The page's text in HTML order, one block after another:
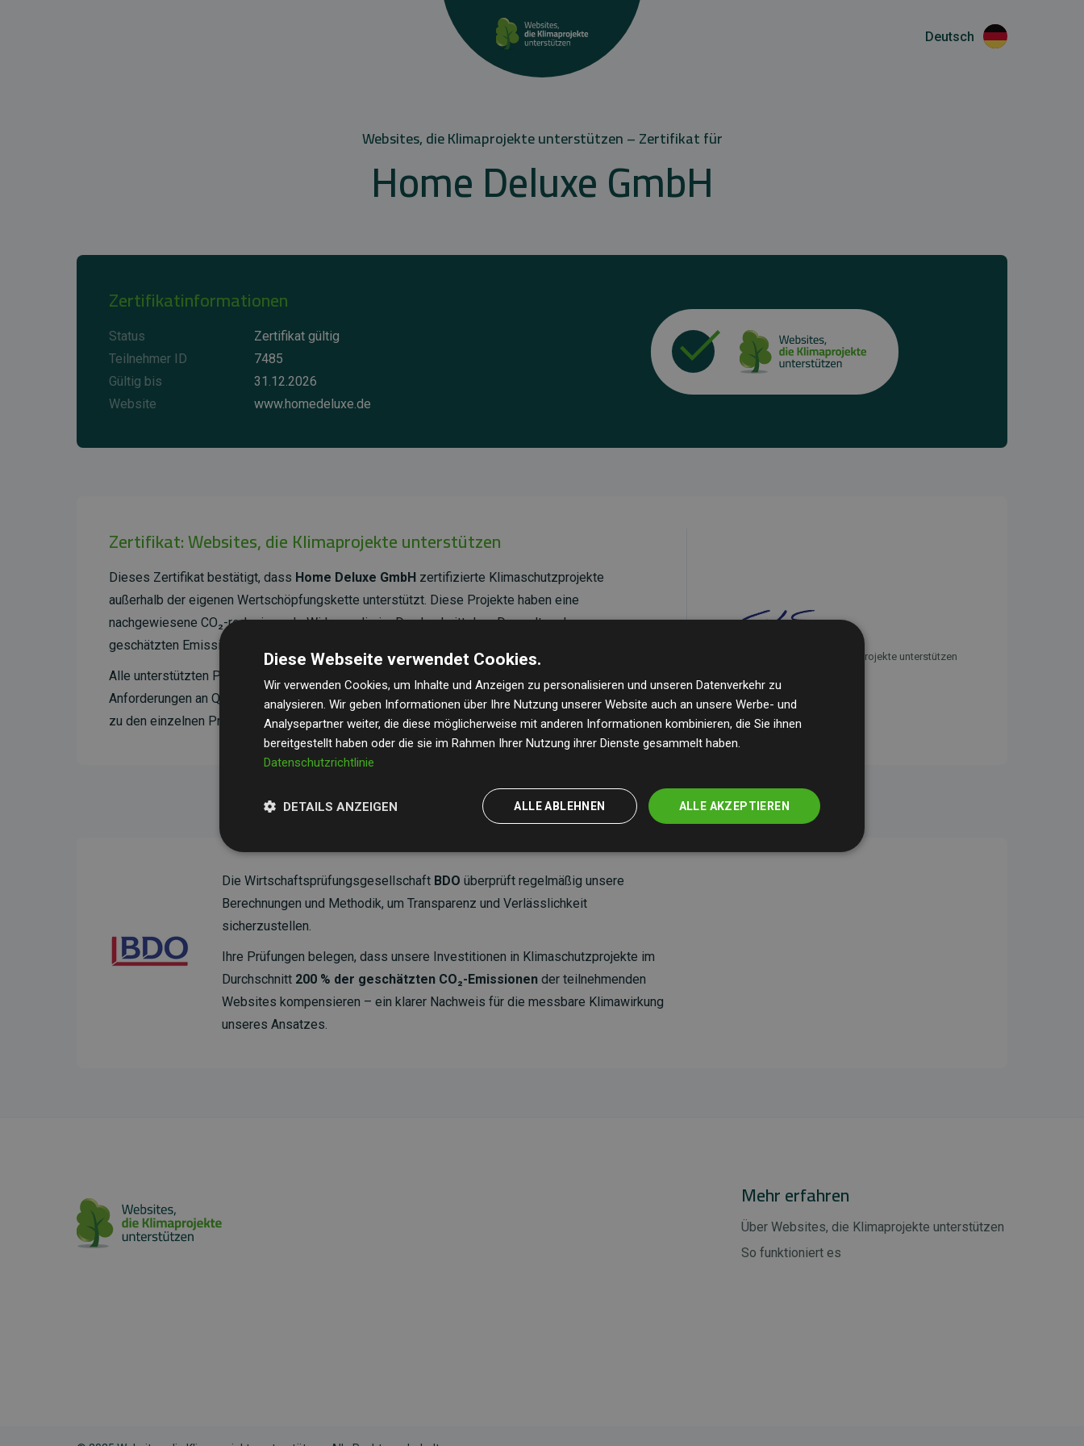
Deutsch
Websites, die Klimaprojekte unterstützen – Zertifikat für
Home Deluxe GmbH
Zertifikatinformationen
Status
Zertifikat gültig
Teilnehmer ID
7485
Gültig bis
31.12.2026
Website
www.homedeluxe.de
Zertifikat: Websites, die Klimaprojekte unterstützen
Dieses Zertifikat bestätigt, dass Home Deluxe GmbH zertifizierte Klimaschutzprojekte
außerhalb der eigenen Wertschöpfungskette unterstützt. Diese Projekte haben eine
nachgewiesene CO₂-reduzierende Wirkung, die im Durchschnitt dem Doppelten der
geschätzten Emissionen der Website entspricht.
Alle unterstützten Projekte werden durch
Anforderungen an Qualität, tatsächliche Klimawirkung und Transparenz. Weitere Informationen
zu den einzelnen Projekten findenSie hier.
Initiative Websites, die Klimaprojekte unterstützen
Die Wirtschaftsprüfungsgesellschaft BDO überprüft regelmäßig unsere
Berechnungen und Methodik, um Transparenz und Verlässlichkeit
sicherzustellen.
Ihre Prüfungen belegen, dass unsere Investitionen in Klimaschutzprojekte im
Durchschnitt 200 % der geschätzten CO₂-Emissionen der teilnehmenden
Websites kompensieren – ein klarer Nachweis für die messbare Klimawirkung
unseres Ansatzes.
Mehr erfahren
Über Websites, die Klimaprojekte unterstützen
So funktioniert es
Diese Webseite verwendet Cookies.
Wir verwenden Cookies, um Inhalte und Anzeigen zu personalisieren und unseren Datenverkehr zu
analysieren. Wir geben Informationen über Ihre Nutzung unserer Website auch an unsere Werbe- und
Analysepartner weiter, die diese möglicherweise mit anderen Informationen kombinieren, die Sie ihnen
bereitgestellt haben oder die sie im Rahmen Ihrer Nutzung ihrer Dienste gesammelt haben.
Datenschutzrichtlinie
ALLE AKZEPTIEREN
ALLE ABLEHNEN
DETAILS ANZEIGEN